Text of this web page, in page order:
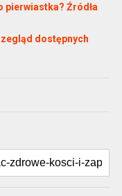
pierwiastka? Źródła
dostępnych